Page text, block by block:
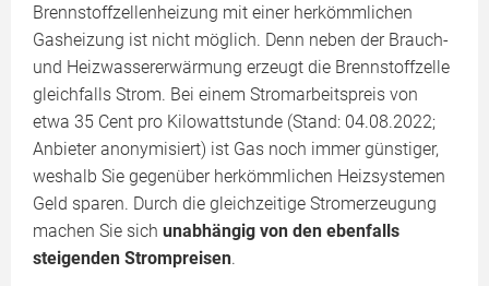
Brennstoffzellenheizung mit einer herkömmlichen
Gasheizung ist nicht möglich. Denn neben der Brauch-
und Heizwassererwärmung erzeugt die Brennstoffzelle
gleichfalls Strom. Bei einem Stromarbeitspreis von
etwa 35 Cent pro Kilowattstunde (Stand: 04.08.2022;
Anbieter anonymisiert) ist Gas noch immer günstiger,
weshalb Sie gegenüber herkömmlichen Heizsystemen
Geld sparen. Durch die gleichzeitige Stromerzeugung
machen Sie sich unabhängig von den ebenfalls
steigenden Strompreisen.